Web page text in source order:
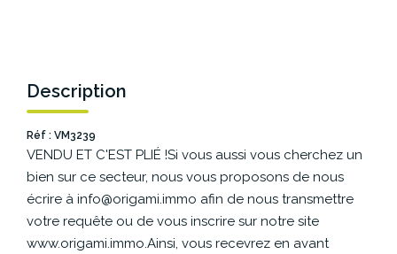
ESPACE BAILLEURS
ESPACE VENDEUR
Description
Réf : VM3239
VENDU ET C'EST PLIÉ !Si vous aussi vous cherchez un
bien sur ce secteur, nous vous proposons de nous
écrire à info@origami.immo afin de nous transmettre
votre requête ou de vous inscrire sur notre site
www.origami.immo.Ainsi, vous recevrez en avant